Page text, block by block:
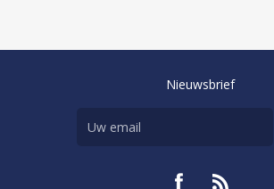
Nieuwsbrief